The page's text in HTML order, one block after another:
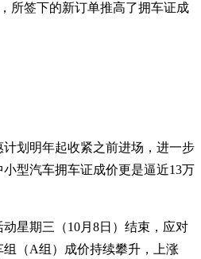
所签下的新订单推高了拥车证成
划明年起收紧之前进场，进一步
型汽车拥车证成价更是逼近13万
星期三（10月8日）结束，应对
（A组）成价持续攀升，上涨